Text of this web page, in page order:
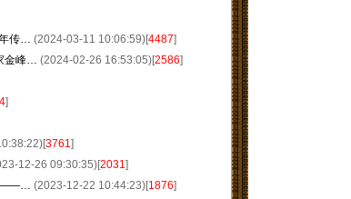
传… (2024-03-11 10:06:59)[4487]
金峰… (2024-02-26 16:53:05)[2586]
]
3761]
12-26 09:30:35)[2031]
——… (2023-12-22 10:44:23)[1876]